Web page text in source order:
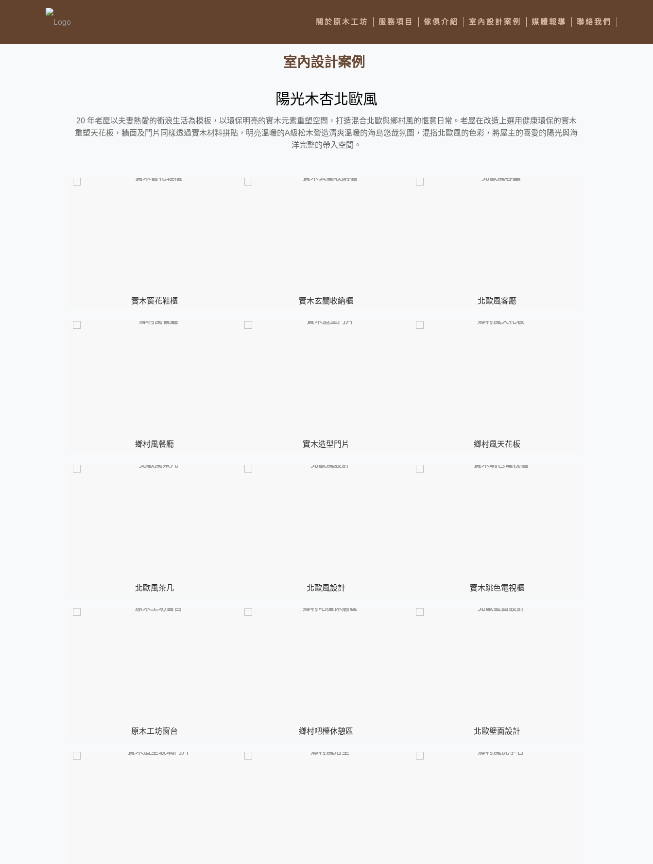
關於原木工坊 服務項目 傢俱介紹 室內設計案例 媒體報導 聯絡我們
室內設計案例
陽光木杏北歐風
20 年老屋以夫妻熱愛的衝浪生活為模板，以環保明亮的實木元素重塑空間，打造混合北歐與鄉村風的愜意日常。老屋在改造上選用健康環保的實木
重塑天花板，牆面及門片同樣透過實木材料拼貼，明亮溫暖的A級松木營造清爽溫暖的海島悠哉氛圍，混搭北歐風的色彩，將屋主的喜愛的陽光與海
洋完整的帶入空間。
實木窗花鞋櫃 實木玄關收納櫃 北歐風客廳
鄉村風餐廳 實木造型門片 鄉村風天花板
北歐風茶几 北歐風設計 實木跳色電視櫃
原木工坊窗台 鄉村吧檯休憩區 北歐壁面設計